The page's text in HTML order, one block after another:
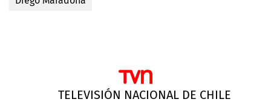
TELEVISIÓN NACIONAL DE CHILE